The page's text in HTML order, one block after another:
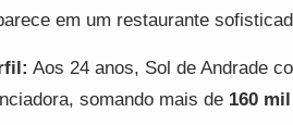
em um restaurante
Aos 24 anos, Sol de Andrade
somando mais de 160